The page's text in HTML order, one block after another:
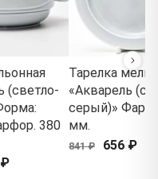
(светло-
380
Тарелка
«Акварель
серый)»
мм.
841 ₽ 656 ₽